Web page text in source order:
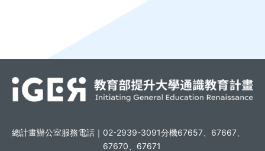
總計畫辦公室服務電話｜ 02-2939-3091分機67657、67667、
67670、67671